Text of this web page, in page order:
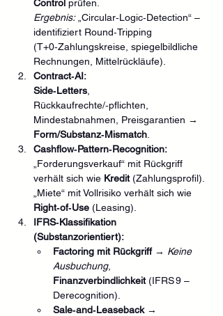
Control prüfen.
Ergebnis: „Circular‑Logic‑Detection“ –
identifiziert Round‑Tripping
(T+0‑Zahlungskreise, spiegelbildliche
Rechnungen, Mittelrückläufe).
Contract‑AI:
Side‑Letters
Rückkaufrechte/‑pflichten,
Mindestabnahmen, Preisgarantien →
Form/Substanz‑Mismatch
Cashflow‑Pattern‑Recognition:
„Forderungsverkauf“ mit Rückgriff
verhält sich wie Kredit (Zahlungsprofil).
„Miete“ mit Vollrisiko verhält sich wie
Right‑of‑Use (Leasing).
IFRS‑Klassifikation
(Substanzorientiert):
Factoring mit Rückgriff → Keine
Ausbuchung,
Finanzverbindlichkeit (IFRS 9 –
Derecognition).
Sale‑and‑Leaseback →